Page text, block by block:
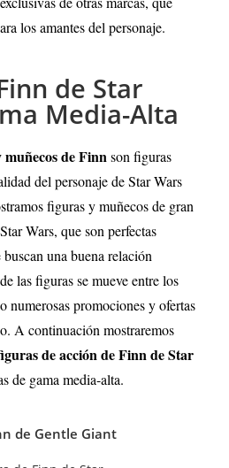
los amantes del personaje.
de Star
Media-Alta
muñecos de Finnson figuras
del personaje de Star Wars
figuras y muñecos de gran
Wars, que son perfectas
una buena relación
las figuras se mueve entre los
numerosas promociones y ofertas
A continuación mostraremos
de acción de FinndeStar
de gama media-alta.
de Gentle Giant